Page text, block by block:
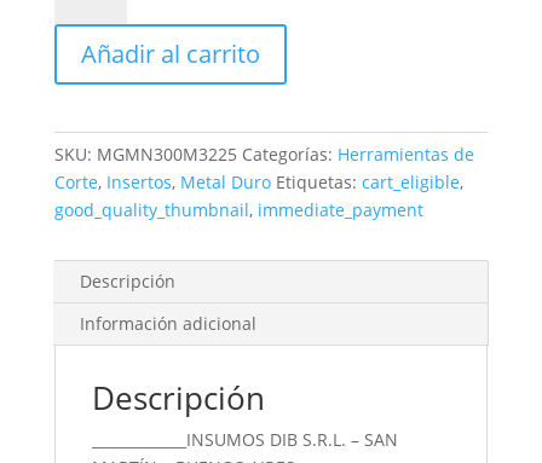
300
(nc3225)
Metal
Duro
Plaquita
cantidad
Añadir al carrito
SKU: MGMN300M3225 Categorías: Herramientas de
Corte, Insertos, Metal Duro Etiquetas: cart_eligible,
good_quality_thumbnail, immediate_payment
Descripción
Información adicional
Descripción
_____________INSUMOS DIB S.R.L. – SAN